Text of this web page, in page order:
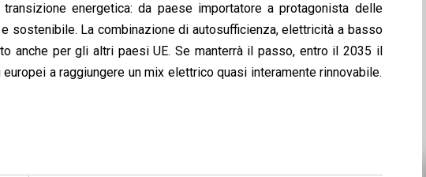
energetica: da paese importatore a protagonista delle
sostenibile. La combinazione di autosufficienza, elettricità a basso
anche per gli altri paesi UE. Se manterrà il passo, entro il 2035 il
a raggiungere un mix elettrico quasi interamente rinnovabile.